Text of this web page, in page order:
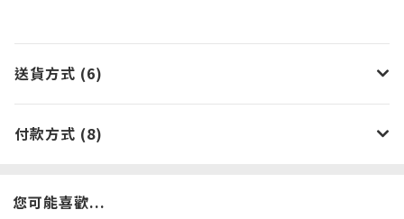
送貨方式 (6)
付款方式 (8)
您可能喜歡...